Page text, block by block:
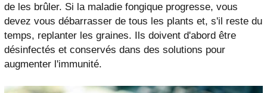
de les brûler. Si la maladie fongique progresse, vous
devez vous débarrasser de tous les plants et, s'il reste du
temps, replanter les graines. Ils doivent d'abord être
désinfectés et conservés dans des solutions pour
augmenter l'immunité.